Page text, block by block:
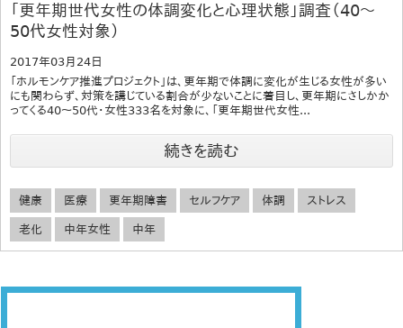
「更年期世代女性の体調変化と心理状態」調査（40～
50代女性対象）
2017年03月24日
「ホルモンケア推進プロジェクト」は、更年期で体調に変化が生じる女性が多い
にも関わらず、対策を講じている割合が少ないことに着目し、更年期にさしかか
ってくる40～50代・女性333名を対象に、「更年期世代女性...
続きを読む
健康 医療 更年期障害 セルフケア 体調 ストレス
老化 中年女性 中年